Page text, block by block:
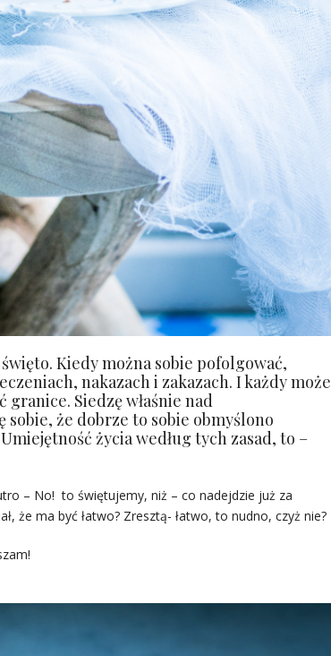
Kiedy można sobie pofolgować,
nakazach i zakazach. I każdy może
granice. Siedzę właśnie nad
że dobrze to sobie obmyślono
życia według tych zasad, to –
– No! to świętujemy, niż – co nadejdzie już za
że ma być łatwo? Zresztą- łatwo, to nudno, czyż nie?